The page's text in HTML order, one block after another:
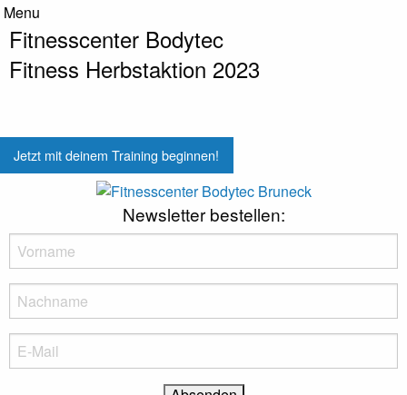
Menu
Infos
Kontakt
Neukunde werden
Preisvorteil
Beratung und Betreuung
Fitness Bar & Supplements
+39 0474 41 12 92
info@bodytec.it
Rienzfeld Str. 30, Bruneck
Fitnesscenter Bodytec
Fitness Herbstaktion 2023
Jetzt mit deinem Training beginnen!
Newsletter bestellen: